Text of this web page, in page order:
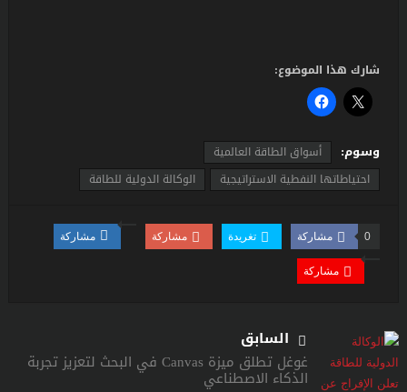
شارك هذا الموضوع:
وسوم:
أسواق الطاقة العالمية
احتياطاتها النفطية الاستراتيجية
الوكالة الدولية للطاقة
مشاركة 0 تغريدة مشاركة مشاركة
مشاركة
السابق
غوغل تطلق ميزة Canvas في البحث لتعزيز تجربة
الذكاء الاصطناعي